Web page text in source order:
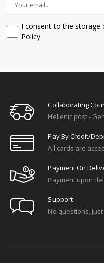
I consent to the storage
Policy
Collaborating
Hellenic post -
Pay By Credit/
All cards are
Payment On
Payment upon
Support
No questions, just